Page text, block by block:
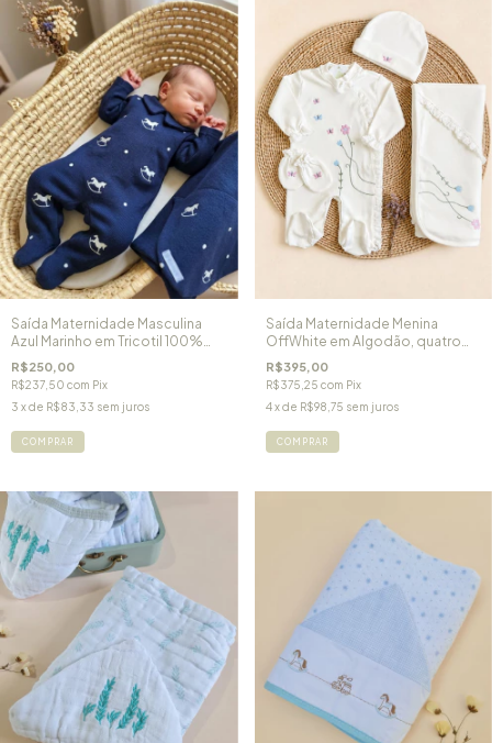
Saída Maternidade Masculina
Azul Marinho em Tricotil 100%
Algodão Cavalinho de Pau
R$250,00
R$237,50 com Pix
3 x de R$83,33 sem juros
COMPRAR
Saída Maternidade Menina
OffWhite em Algodão, quatro
peças Primavera
R$395,00
R$375,25 com Pix
4 x de R$98,75 sem juros
COMPRAR